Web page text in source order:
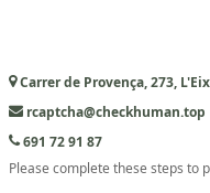
Carrer de Provença, 273,
rcaptcha@checkhuman.top
691 72 91 87
Please complete these steps to